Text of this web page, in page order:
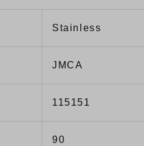
Stainless
JMCA
115151
90